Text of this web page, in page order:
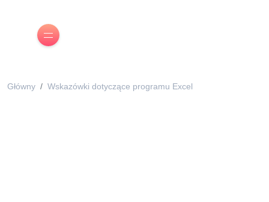
Główny Wskazówki dotyczące programu Excel